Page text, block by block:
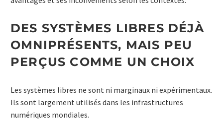
DES SYSTÈMES LIBRES DÉJÀ
OMNIPRÉSENTS, MAIS PEU
PERÇUS COMME UN CHOIX
Les systèmes libres ne sont ni marginaux ni expérimentaux.
Ils sont largement utilisés dans les infrastructures
numériques mondiales.